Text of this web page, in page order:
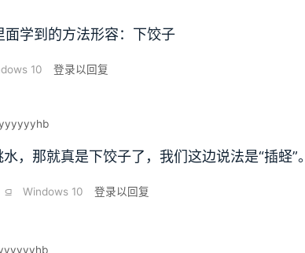
面学到的方法形容：下饺子
10 登录以回复
，那就真是下饺子了，我们这边说法是“插蛏”。
⫑ Windows 10 登录以回复